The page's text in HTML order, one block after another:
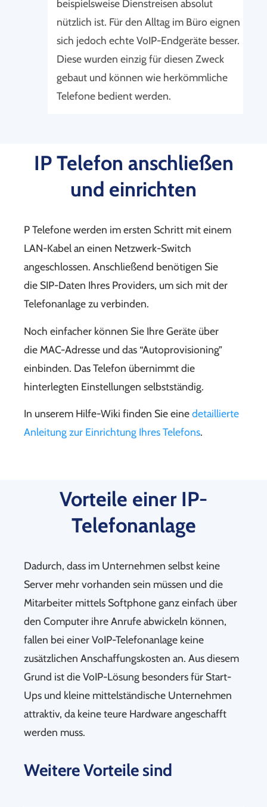
beispielsweise Dienstreisen absolut
nützlich ist. Für den Alltag im Büro eignen
sich jedoch echte VoIP-Endgeräte besser.
Diese wurden einzig für diesen Zweck
gebaut und können wie herkömmliche
Telefone bedient werden.
IP Telefon anschließen
und einrichten
P Telefone werden im ersten Schritt mit einem
LAN-Kabel an einen Netzwerk-Switch
angeschlossen. Anschließend benötigen Sie
die SIP-Daten Ihres Providers, um sich mit der
Telefonanlage zu verbinden.
Noch einfacher können Sie Ihre Geräte über
die MAC-Adresse und das “Autoprovisioning”
einbinden. Das Telefon übernimmt die
hinterlegten Einstellungen selbstständig.
In unserem Hilfe-Wiki finden Sie einedetaillierte
Anleitung zur Einrichtung Ihres Telefons.
Vorteile einer IP-
Telefonanlage
Dadurch, dass im Unternehmen selbst keine
Server mehr vorhanden sein müssen und die
Mitarbeiter mittels Softphone ganz einfach über
den Computer ihre Anrufe abwickeln können,
fallen bei einer VoIP-Telefonanlage keine
zusätzlichen Anschaffungskosten an. Aus diesem
Grund ist die VoIP-Lösung besonders für Start-
Ups und kleine mittelständische Unternehmen
attraktiv, da keine teure Hardware angeschafft
werden muss.
Weitere Vorteile sind